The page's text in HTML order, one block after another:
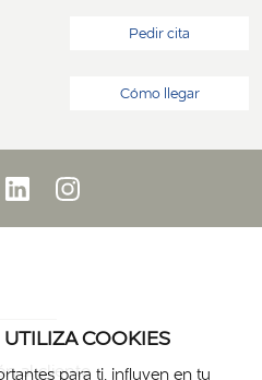
Pedir cita
Cómo llegar
al cliente
COOKIES
para ti, influyen en tu